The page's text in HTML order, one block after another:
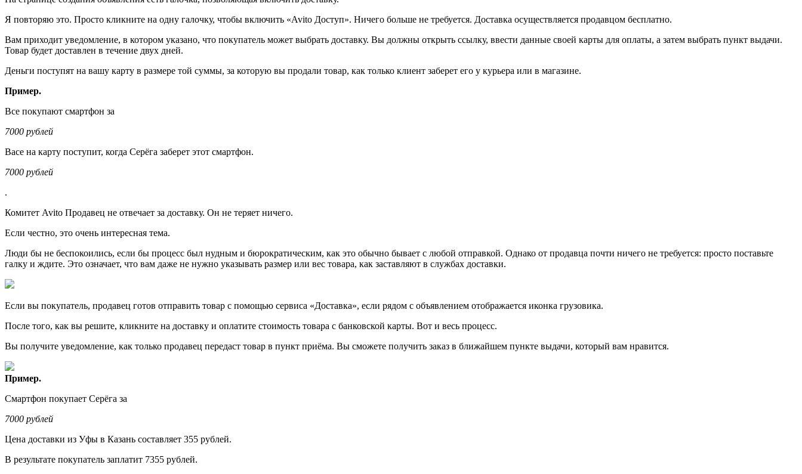
Я повторяю это. Просто кликните на одну галочку, чтобы включить «Avito Доступ». Ничего больше не требуется. Доставка осуществляется продавцом бесплатно.
Вам приходит уведомление, в котором указано, что покупатель может выбрать доставку. Вы должны открыть ссылку, ввести данные своей карты для оплаты, а затем выбрать пункт выдачи.
Товар будет доставлен в течение двух дней.
Деньги поступят на вашу карту в размере той суммы, за которую вы продали товар, как только клиент заберет его у курьера или в магазине.
Пример.
Все покупают смартфон за
7000 рублей
Васе на карту поступит, когда Серёга заберет этот смартфон.
7000 рублей
.
Комитет Avito Продавец не отвечает за доставку. Он не теряет ничего.
Если честно, это очень интересная тема.
Люди бы не беспокоились, если бы процесс был нудным и бюрократическим, как это обычно бывает с любой отправкой. Однако от продавца почти ничего не требуется: просто поставьте
галку и ждите. Это означает, что вам даже не нужно указывать размер или вес товара, как заставляют в службах доставки.
Если вы покупатель, продавец готов отправить товар с помощью сервиса «Доставка», если рядом с объявлением отображается иконка грузовика.
После того, как вы решите, кликните на доставку и оплатите стоимость товара с банковской карты. Вот и весь процесс.
Вы получите уведомление, как только продавец передаст товар в пункт приёма. Вы сможете получить заказ в ближайшем пункте выдачи, который вам нравится.
Пример.
Смартфон покупает Серёга за
7000 рублей
Цена доставки из Уфы в Казань составляет 355 рублей.
В результате покупатель заплатит 7355 рублей.